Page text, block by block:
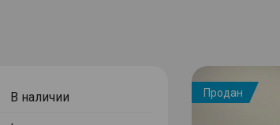
В наличии
Продан